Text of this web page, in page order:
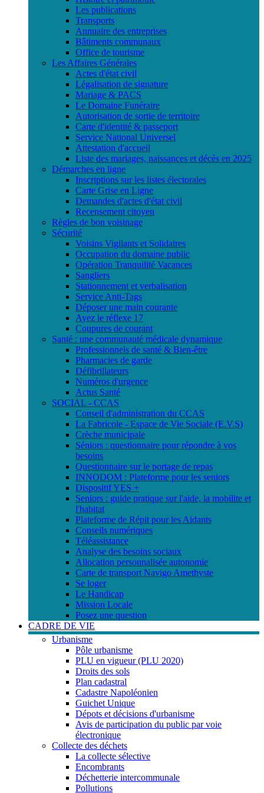
Les publications
Transports
Annuaire des entreprises
Bâtiments communaux
Office de tourisme
Les Affaires Générales
Actes d'état civil
Légalisation de signature
Mariage & PACS
Le Domaine Funéraire
Autorisation de sortie de territoire
Carte d'identité & passeport
Service National Universel
Attestation d'accueil
Liste des mariages, naissances et décès en 2025
Démarches en ligne
Inscriptions sur les listes électorales
Carte Grise en Ligne
Demandes d'actes d'état civil
Recensement citoyen
Règles de bon voisinage
Sécurité
Voisins Vigilants et Solidaires
Occupation du domaine public
Opération Tranquilité Vacances
Sangliers
Stationnement et verbalisation
Service Anti-Tags
Déposer une main courante
Ayez le réflexe 17
Coupures de courant
Santé : une communauté médicale dynamique
Professionnels de santé & Bien-être
Pharmacies de garde
Défibrillateurs
Numéros d'urgence
Actus Santé
SOCIAL - CCAS
Conseil d'administration du CCAS
La Fabricole - Espace de Vie Sociale (E.V.S)
Crèche municipale
Séniors : questionnaire pour répondre à vos
besoins
Questionnaire sur le portage de repas
INNODOM : Plateforme pour les seniors
Dispositif YES +
Seniors : guide pratique sur l'aide, la mobilite et
l'habitat
Plateforme de Répit pour les Aidants
Conseils numériques
Téléassistance
Analyse des besoins sociaux
Allocation personnalisée autonomie
Carte de transport Navigo Amethyste
Se loger
Le Handicap
Mission Locale
Posez une question
CADRE DE VIE
Urbanisme
Pôle urbanisme
PLU en vigueur (PLU 2020)
Droits des sols
Plan cadastral
Cadastre Napoléonien
Guichet Unique
Dépots et décisions d'urbanisme
Avis de participation du public par voie
électronique
Collecte des déchets
La collecte sélective
Encombrants
Déchetterie intercommunale
Pollutions